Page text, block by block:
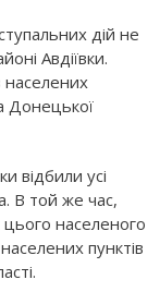
дій не
Авдіївки.
населених
Донецької
відбили усі
В той же час,
населеного
пунктів